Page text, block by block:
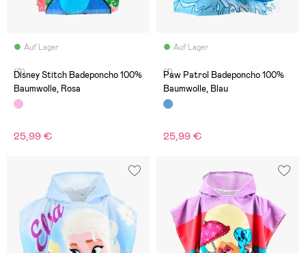
Auf Lager
(0)
Disney Stitch Badeponcho 100%
Baumwolle, Rosa
25,99 €
Auf Lager
(1)
Paw Patrol Badeponcho 100%
Baumwolle, Blau
25,99 €